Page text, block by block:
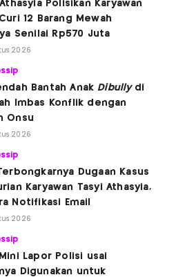
Polisikan Karyawan
12 Barang Mewah
Senilai Rp570 Juta
2026
Bantah Anak Dibullydi
Imbas Konflik dengan
Onsu
2026
Dugaan Kasus
Karyawan Tasyi Athasyia,
Notifikasi Email
2026
Lapor Polisi usai
Digunakan untuk